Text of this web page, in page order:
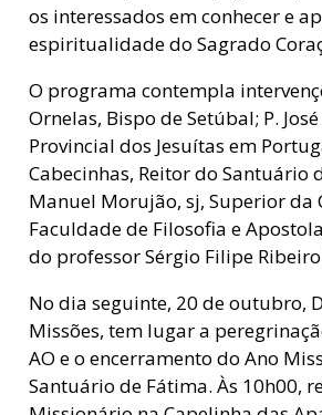
os interessados em conhecer e
espiritualidade do Sagrado
O programa contempla
Ornelas, Bispo de Setúbal; P.
Provincial dos Jesuítas em
Cabecinhas, Reitor do Santuário
Manuel Morujão, sj, Superior da
Faculdade de Filosofia e
do professor Sérgio Filipe
No dia seguinte, 20 de outubro,
Missões, tem lugar a
AO e o encerramento do Ano
Santuário de Fátima. Às 10h00,